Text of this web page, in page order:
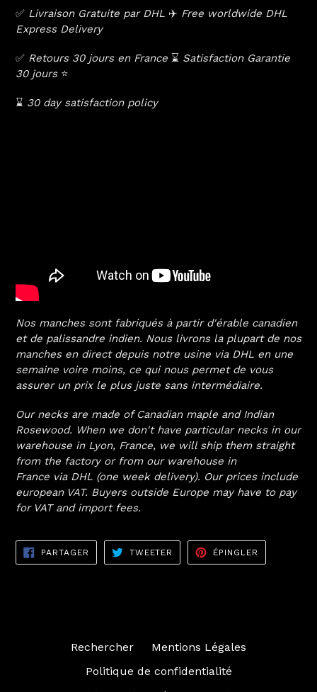
✅ Livraison Gratuite par DHL ✈️ Free worldwide DHL
Express Delivery
✅ Retours 30 jours en France ⌛️ Satisfaction Garantie
30 jours ⭐️
⌛️ 30 day satisfaction policy
Nos manches sont fabriqués à partir d'érable canadien
et de palissandre indien. Nous livrons la plupart de nos
manches en direct depuis notre usine via DHL en une
semaine voire moins, ce qui nous permet de vous
assurer un prix le plus juste sans intermédiaire.
Our necks are made of Canadian maple and Indian
Rosewood. When we don't have particular necks in our
warehouse in Lyon, France, we will ship them straight
from the factory or from our warehouse in
France via DHL (one week delivery). Our prices include
european VAT. Buyers outside Europe may have to pay
for VAT and import fees.
PARTAGER PARTAGER
FACEBOOK
TWEETER TWEETER
TWITTER
ÉPINGLER
PINTEREST
Rechercher
Mentions Légales
Politique de confidentialité